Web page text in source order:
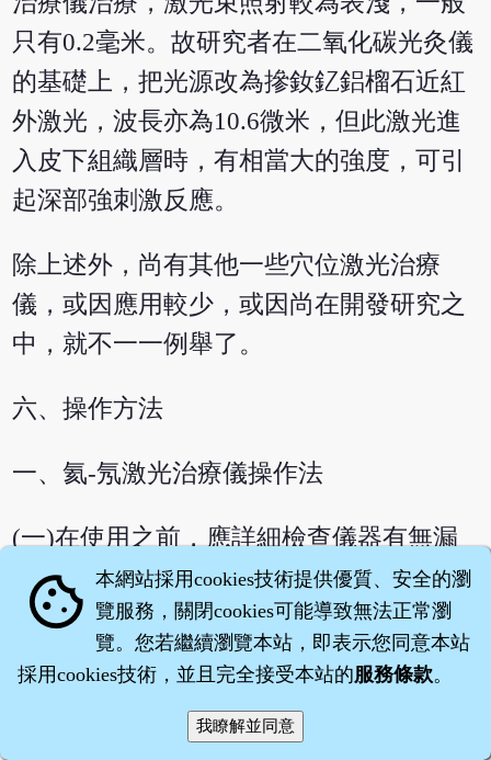
只有0.2毫米。故研究者在二氧化碳光灸儀
的基礎上，把光源改為摻釹釔鋁榴石近紅
外激光，波長亦為10.6微米，但此激光進
入皮下組織層時，有相當大的強度，可引
起深部強刺激反應。
除上述外，尚有其他一些穴位激光治療
儀，或因應用較少，或因尚在開發研究之
中，就不一一例舉了。
六、操作方法
一、氦-氖激光治療儀操作法
(一)在使用之前，應詳細檢查儀器有無漏
電、混線等問題，地線是否接好，以防觸
電或燒毀儀器等事件的發生。
(二)選擇合適的治療體位，若照射手部，
應把支板支起；照射腳部或腹背部，令患
cookie 本網站採用cookies技術提供優質、安全的瀏
覽服務，關閉cookies可能導致無法正常瀏
覽。您若繼續瀏覽本站，即表示您同意本站
採用cookies技術，並且完全接受本站的服務條款。